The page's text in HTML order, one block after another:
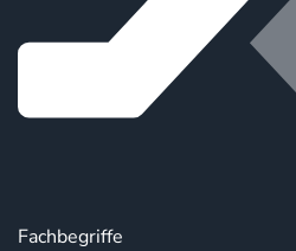
Fachbegriffe